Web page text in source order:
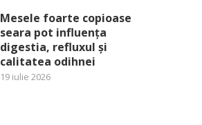
Mesele foarte copioase
seara pot influența
digestia, refluxul și
calitatea odihnei
19 iulie 2026